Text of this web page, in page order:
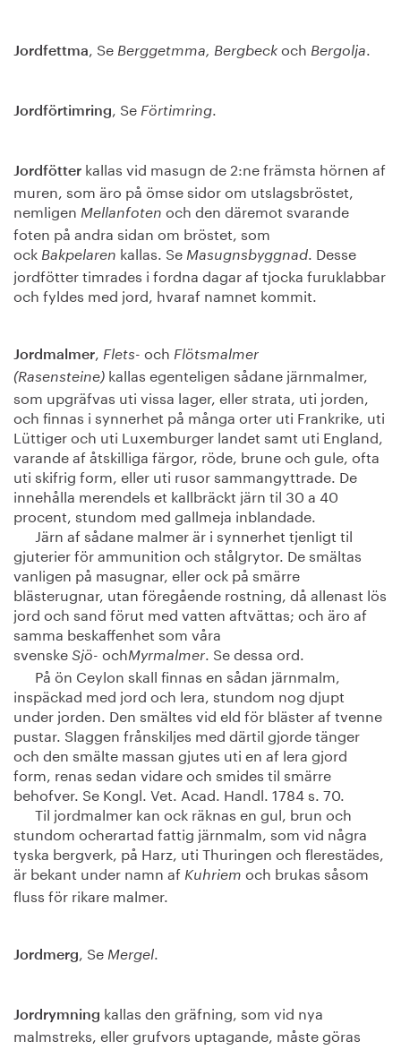
Jordfettma, Se Berggetmma, Bergbeck och Bergolja.
Jordförtimring, Se Förtimring.
Jordfötter kallas vid masugn de 2:ne främsta hörnen af
muren, som äro på ömse sidor om utslagsbröstet,
nemligen Mellanfoten och den däremot svarande
foten på andra sidan om bröstet, som
ock Bakpelaren kallas. Se Masugnsbyggnad. Desse
jordfötter timrades i fordna dagar af tjocka furuklabbar
och fyldes med jord, hvaraf namnet kommit.
Jordmalmer, Flets- och Flötsmalmer
(Rasensteine) kallas egenteligen sådane järnmalmer,
som upgräfvas uti vissa lager, eller strata, uti jorden,
och finnas i synnerhet på många orter uti Frankrike, uti
Lüttiger och uti Luxemburger landet samt uti England,
varande af åtskilliga färgor, röde, brune och gule, ofta
uti skifrig form, eller uti rusor sammangyttrade. De
innehålla merendels et kallbräckt järn til 30 a 40
procent, stundom med gallmeja inblandade.
Järn af sådane malmer är i synnerhet tjenligt til
gjuterier för ammunition och stålgrytor. De smältas
vanligen på masugnar, eller ock på smärre
blästerugnar, utan föregående rostning, då allenast lös
jord och sand förut med vatten aftvättas; och äro af
samma beskaffenhet som våra
svenske Sjö- ochMyrmalmer. Se dessa ord.
På ön Ceylon skall finnas en sådan järnmalm,
inspäckad med jord och lera, stundom nog djupt
under jorden. Den smältes vid eld för bläster af tvenne
pustar. Slaggen frånskiljes med därtil gjorde tänger
och den smälte massan gjutes uti en af lera gjord
form, renas sedan vidare och smides til smärre
behofver. Se Kongl. Vet. Acad. Handl. 1784 s. 70.
Til jordmalmer kan ock räknas en gul, brun och
stundom ocherartad fattig järnmalm, som vid några
tyska bergverk, på Harz, uti Thuringen och flerestädes,
är bekant under namn af Kuhriem och brukas såsom
fluss för rikare malmer.
Jordmerg, Se Mergel.
Jordrymning kallas den gräfning, som vid nya
malmstreks, eller grufvors uptagande, måste göras